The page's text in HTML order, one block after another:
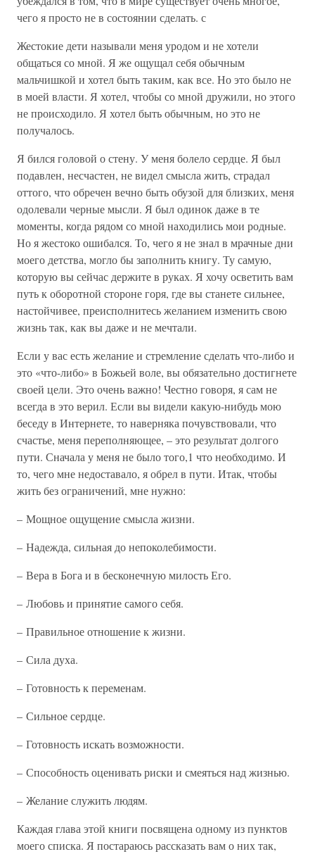
чего я просто не в состоянии сделать. с
Жестокие дети называли меня уродом и не хотели
общаться со мной. Я же ощущал себя обычным
мальчишкой и хотел быть таким, как все. Но это было не
в моей власти. Я хотел, чтобы со мной дружили, но этого
не происходило. Я хотел быть обычным, но это не
получалось.
Я бился головой о стену. У меня болело сердце. Я был
подавлен, несчастен, не видел смысла жить, страдал
оттого, что обречен вечно быть обузой для близких, меня
одолевали черные мысли. Я был одинок даже в те
моменты, когда рядом со мной находились мои родные.
Но я жестоко ошибался. То, чего я не знал в мрачные дни
моего детства, могло бы заполнить книгу. Ту самую,
которую вы сейчас держите в руках. Я хочу осветить вам
путь к оборотной стороне горя, где вы станете сильнее,
настойчивее, преисполнитесь желанием изменить свою
жизнь так, как вы даже и не мечтали.
Если у вас есть желание и стремление сделать что-либо и
это «что-либо» в Божьей воле, вы обязательно достигнете
своей цели. Это очень важно! Честно говоря, я сам не
всегда в это верил. Если вы видели какую-нибудь мою
беседу в Интернете, то наверняка почувствовали, что
счастье, меня переполняющее, – это результат долгого
пути. Сначала у меня не было того,1 что необходимо. И
то, чего мне недоставало, я обрел в пути. Итак, чтобы
жить без ограничений, мне нужно:
– Мощное ощущение смысла жизни.
– Надежда, сильная до непоколебимости.
– Вера в Бога и в бесконечную милость Его.
– Любовь и принятие самого себя.
– Правильное отношение к жизни.
– Сила духа.
– Готовность к переменам.
– Сильное сердце.
– Готовность искать возможности.
– Способность оценивать риски и смеяться над жизнью.
– Желание служить людям.
Каждая глава этой книги посвящена одному из пунктов
моего списка. Я постараюсь рассказать вам о них так,